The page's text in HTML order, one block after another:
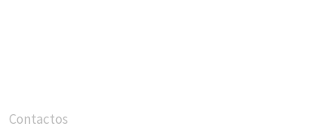
Contactos